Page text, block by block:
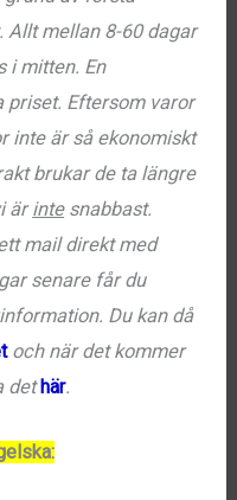
mellan 8-60 dagar
i mitten. En
priset. Eftersom varor
inte är så ekonomiskt
brukar de ta längre
ärintesnabbast.
mail direkt med
senare får du
Du kan då
och när det kommer
det här.